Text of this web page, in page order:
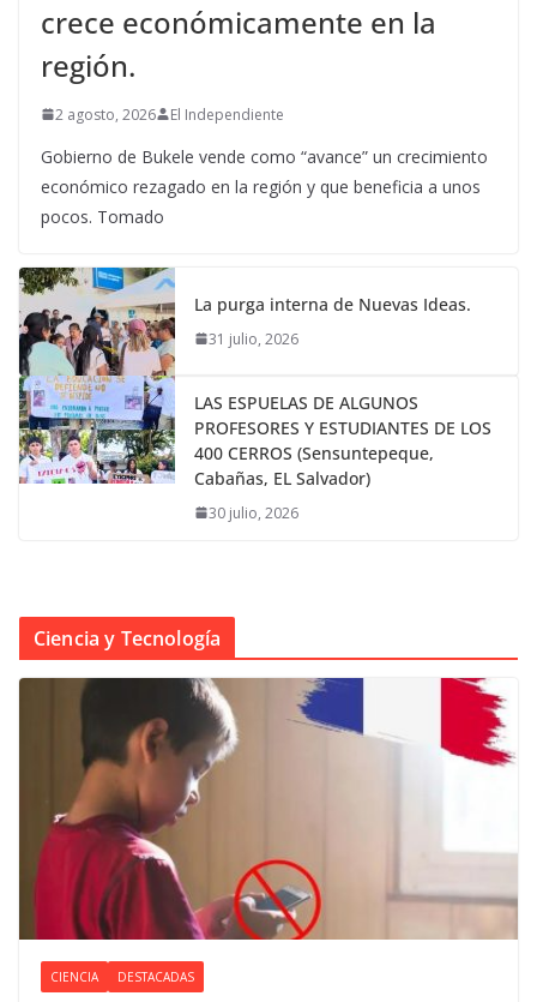
crece económicamente en la
región.
2 agosto, 2026 El Independiente
Gobierno de Bukele vende como “avance” un crecimiento
económico rezagado en la región y que beneficia a unos
pocos. Tomado
La purga interna de Nuevas Ideas.
31 julio, 2026
LAS ESPUELAS DE ALGUNOS
PROFESORES Y ESTUDIANTES DE LOS
400 CERROS (Sensuntepeque,
Cabañas, EL Salvador)
30 julio, 2026
Ciencia y Tecnología
CIENCIA DESTACADAS